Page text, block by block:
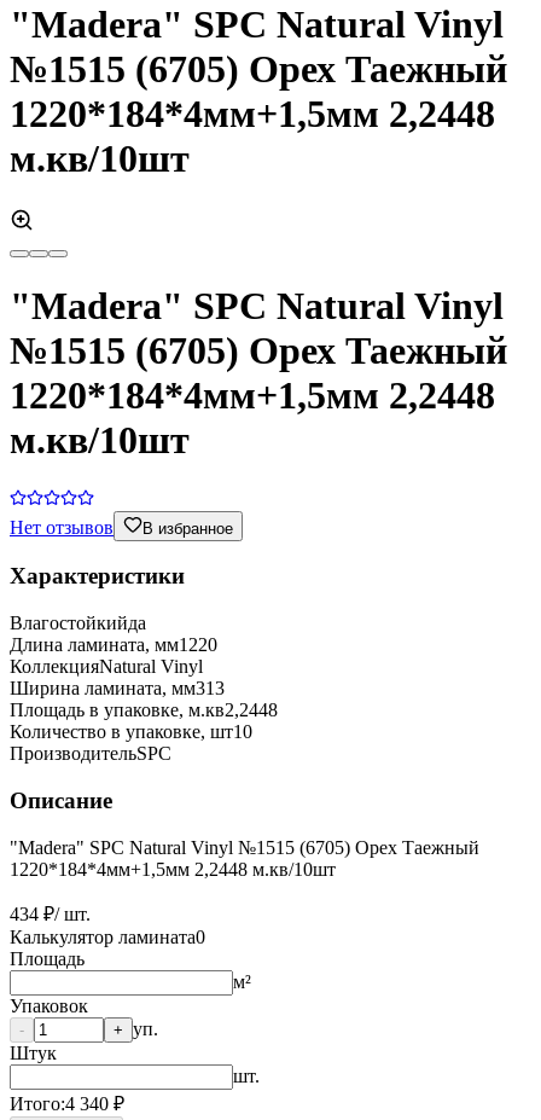
"Madera" SPC Natural Vinyl
№1515 (6705) Орех Таежный
1220*184*4мм+1,5мм 2,2448
м.кв/10шт
"Madera" SPC Natural Vinyl
№1515 (6705) Орех Таежный
1220*184*4мм+1,5мм 2,2448
м.кв/10шт
Нет отзывов В избранное
Характеристики
Влагостойкийда
Длина ламината, мм1220
КоллекцияNatural Vinyl
Ширина ламината, мм313
Площадь в упаковке, м.кв2,2448
Количество в упаковке, шт10
ПроизводительSPC
Описание
"Madera" SPC Natural Vinyl №1515 (6705) Орех Таежный
1220*184*4мм+1,5мм 2,2448 м.кв/10шт
434 ₽/ шт.
Калькулятор ламината0
Площадь
м²
Упаковок
- + уп.
Штук
шт.
Итого:4 340 ₽